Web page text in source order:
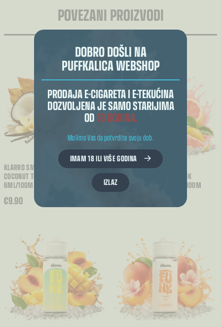
DOBRO DOŠLI NA
PUFFKALICA WEBSHOP
PRODAJA E-CIGARETA I E-TEKUĆINA
DOZVOLJENA JE SAMO STARIJIMA
OD18 GODINA.
Molimo Vas da potvrdite svoju dob.
IMAM 18 ILI VIŠE GODINA
IZLAZ
POVEZANI PROIZVODI
KLARRO SMOOTH FUNK - VANILLA
COCONUT TOBACCO - LONGFILL
6ML/100M
€9.90
KLARRO SMOOTH FUNK - PINK
LEMONADE - LONGFILL 6ML/100M